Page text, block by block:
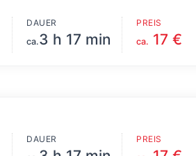
DAUER
ca.3 h 17 min
PREIS
ca. 17 €
DAUER
PREIS